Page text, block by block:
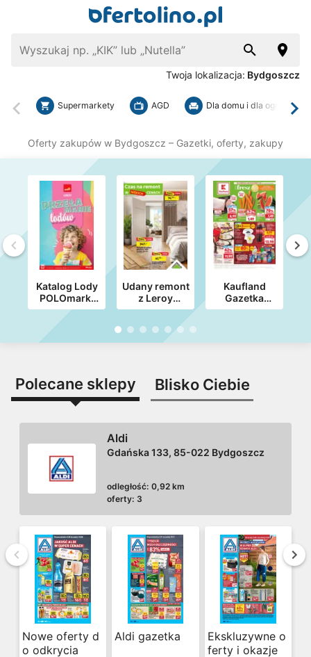
Twoja lokalizacja: Bydgoszcz
Wstecz
Supermarkety AGD Dla domu i dla ogrodu
Oferty zakupów w Bydgoszcz – Gazetki, oferty, zakupy
Wstecz
Katalog Lody
POLOmarkt
do 30.09 (08)
Udany remont
z Leroy
Merlin!
Kaufland
Gazetka
Tygodnia
Polecane sklepy Blisko Ciebie
Wstecz
Aldi
Gdańska 133, 85-022 Bydgoszcz
odległość: 0,92 km
oferty: 3
Nowe oferty d
o odkrycia
Aldi gazetka
Ekskluzywne o
ferty i okazje